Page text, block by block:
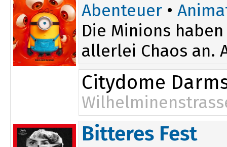
Abenteuer •
Die Minions
allerlei Chaos an.
Citydome
17:15
Bitteres Fest